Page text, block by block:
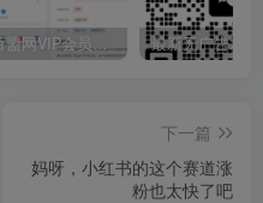
开通百盟网VIP会员，尊享全站资源免费下载，享70%的推广提成！！【限时五折优惠】
下一篇
妈呀，小红书的这个赛道涨
粉也太快了吧